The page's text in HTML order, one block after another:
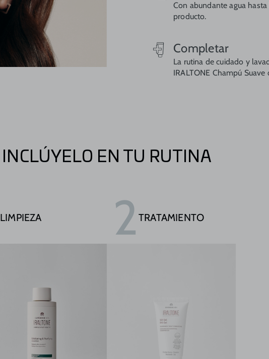
Con abundante agua
producto.
Completar
La rutina de cuidado y
IRALTONE Champú Suave
INCLÚYELO EN TU RUTINA
LIMPIEZA 2 TRATAMIENTO